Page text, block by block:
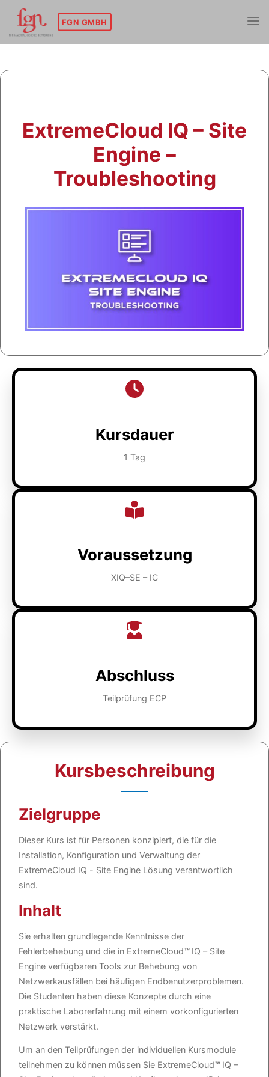
content
FGN GMBH
ExtremeCloud IQ – Site
Engine –
Troubleshooting
Kursdauer
1 Tag
Voraussetzung
XIQ–SE – IC
Abschluss
Teilprüfung ECP
Kursbeschreibung
Zielgruppe
Dieser Kurs ist für Personen konzipiert, die für die
Installation, Konfiguration und Verwaltung der
ExtremeCloud IQ - Site Engine Lösung verantwortlich
sind.
Inhalt
Sie erhalten grundlegende Kenntnisse der
Fehlerbehebung und die in ExtremeCloud™IQ – Site
Engine verfügbaren Tools zur Behebung von
Netzwerkausfällen bei häufigen Endbenutzerproblemen.
Die Studenten haben diese Konzepte durch eine
praktische Laborerfahrung mit einem vorkonfigurierten
Netzwerk verstärkt.
Um an den Teilprüfungen der individuellen Kursmodule
teilnehmen zu können müssen Sie ExtremeCloud™IQ –